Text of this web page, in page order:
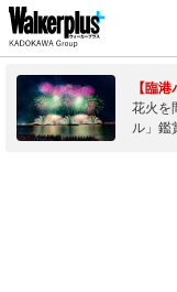
【臨
花火を
ル」鑑